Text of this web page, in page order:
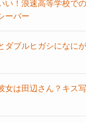
い！浪速高等学校で
ーバー
ダブルヒガシになに
女は田辺さん？キス